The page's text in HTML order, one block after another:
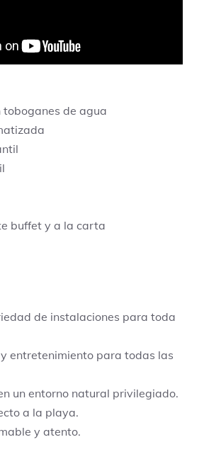
toboganes de agua
buffet y a la carta
de instalaciones para toda
entretenimiento para todas las
un entorno natural privilegiado.
a la playa.
y atento.